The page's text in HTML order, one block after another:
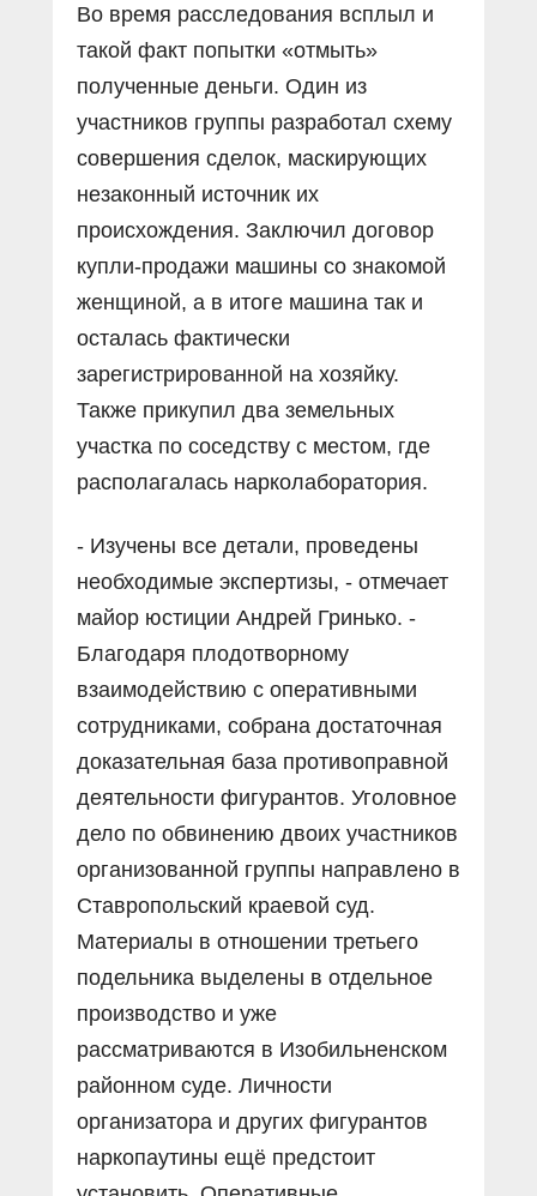
Во время расследования всплыл и
такой факт попытки «отмыть»
полученные деньги. Один из
участников группы разработал схему
совершения сделок, маскирующих
незаконный источник их
происхождения. Заключил договор
купли-продажи машины со знакомой
женщиной, а в итоге машина так и
осталась фактически
зарегистрированной на хозяйку.
Также прикупил два земельных
участка по соседству с местом, где
располагалась нарколаборатория.
- Изучены все детали, проведены
необходимые экспертизы, - отмечает
майор юстиции Андрей Гринько. -
Благодаря плодотворному
взаимодействию с оперативными
сотрудниками, собрана достаточная
доказательная база противоправной
деятельности фигурантов. Уголовное
дело по обвинению двоих участников
организованной группы направлено в
Ставропольский краевой суд.
Материалы в отношении третьего
подельника выделены в отдельное
производство и уже
рассматриваются в Изобильненском
районном суде. Личности
организатора и других фигурантов
наркопаутины ещё предстоит